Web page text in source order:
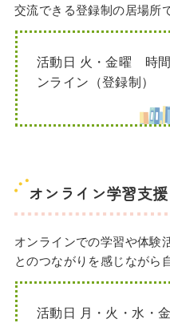
交流できる登録制の居場所
活動日 火・金曜 時
ンライン（登録制）
オンライン学習支援
オンラインでの学習や体験
とのつながりを感じながら
活動日 月・火・水・